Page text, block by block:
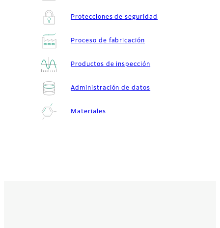
Protecciones de seguridad
Proceso de fabricación
Productos de inspección
Administración de datos
Materiales